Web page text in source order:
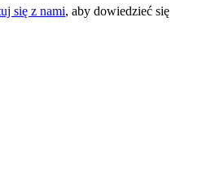
się z nami, aby dowiedzieć się